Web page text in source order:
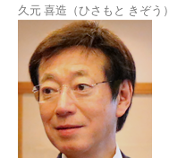
久元 喜造（ひさもと きぞう）